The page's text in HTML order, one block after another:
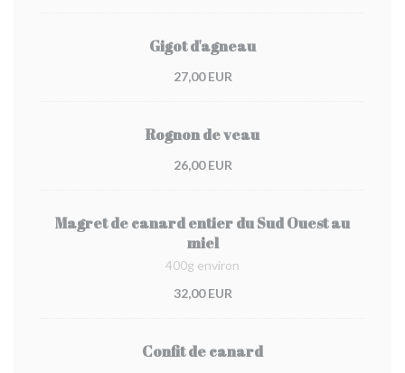
Gigot d'agneau
27,00 EUR
Rognon de veau
26,00 EUR
Magret de canard entier du Sud Ouest au
miel
400g environ
32,00 EUR
Confit de canard